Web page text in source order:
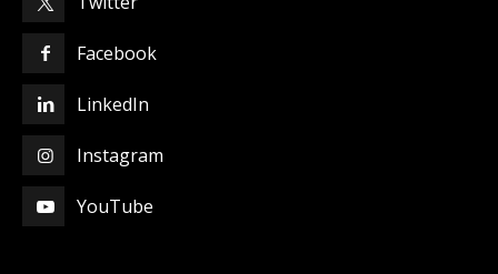
Facebook
LinkedIn
Instagram
YouTube